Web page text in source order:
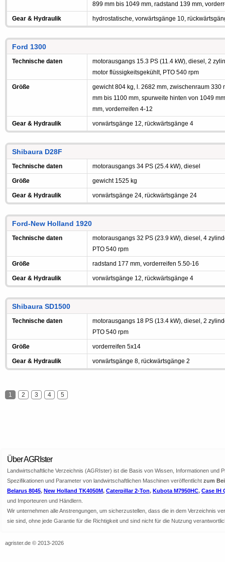
899 mm bis 1049 mm, radstand 139 mm,
Gear & Hydraulik hydrostatische, vorwärtsgänge 10,
Ford 1300
Technische daten
motorausgangs 15.3 PS (11.4 kW), diesel, 2
motor flüssigkeitsgekühlt, PTO 540 rpm
Größe
gewicht 804 kg, l. 2682 mm, zwischenraum 330
mm bis 1100 mm, spurweite hinten von 1049
mm, vorderreifen 4-12
Gear & Hydraulik vorwärtsgänge 12, rückwärtsgänge 4
Shibaura D28F
Technische daten motorausgangs 34 PS (25.4 kW), diesel
Größe gewicht 1525 kg
Gear & Hydraulik vorwärtsgänge 24, rückwärtsgänge 24
Ford-New Holland 1920
Technische daten
motorausgangs 32 PS (23.9 kW), diesel, 4
PTO 540 rpm
Größe radstand 177 mm, vorderreifen 5.50-16
Gear & Hydraulik vorwärtsgänge 12, rückwärtsgänge 4
Shibaura SD1500
Technische daten
motorausgangs 18 PS (13.4 kW), diesel, 2
PTO 540 rpm
Größe vorderreifen 5x14
Gear & Hydraulik vorwärtsgänge 8, rückwärtsgänge 2
1 2 3 4 5
Über AGRIster
Landwirtschaftliche Verzeichnis (AGRIster) ist die Basis von Wissen, Informationen
Spezifikationen und Parameter von landwirtschaftlichen Maschinen veröffentlicht zum
Belarus 8045, New Holland TK4050M, Caterpillar 2-Ton, Kubota M7950HC, Case IH
und Importeuren und Händlern.
Wir unternehmen alle Anstrengungen, um sicherzustellen, dass die in dem Verzeichnis
sie sind, ohne jede Garantie für die Richtigkeit und sind nicht für die Nutzung
agrister.de © 2013-2026